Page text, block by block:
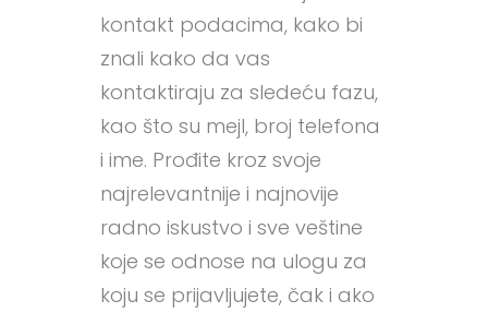
kontakt podacima, kako bi
znali kako da vas
kontaktiraju za sledeću fazu,
kao što su mejl, broj telefona
i ime. Prođite kroz svoje
najrelevantnije i najnovije
radno iskustvo i sve veštine
koje se odnose na ulogu za
koju se prijavljujete, čak i ako